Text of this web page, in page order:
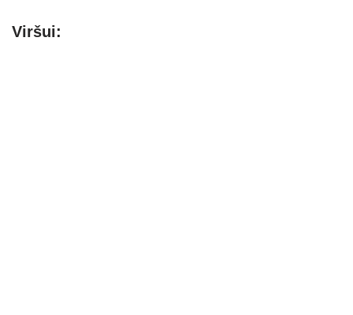
Viršui: